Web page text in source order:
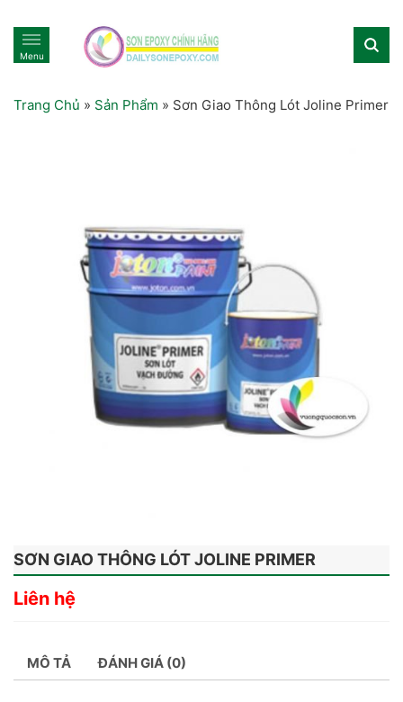
Menu
Trang Chủ » Sản Phẩm » Sơn Giao Thông Lót Joline Primer
SƠN GIAO THÔNG LÓT JOLINE PRIMER
Liên hệ
MÔ TẢ ĐÁNH GIÁ (0)